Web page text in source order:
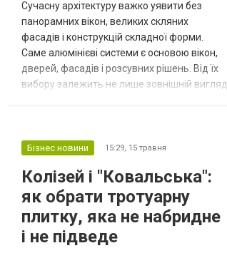
Сучасну архітектуру важко уявити без
панорамних вікон, великих скляних
фасадів і конструкцій складної форми.
Саме алюмінієві системи є основою вікон,
дверей, фасадів і розсувних рішень. Від їх
вибору залежить не лише зовнішній вигляд
конкретного об’єкта. Що таке алюмінієва
система - це лише проф...
Бізнес новини 15:29, 15 травня
Колізей і "Ковальська":
як обрати тротуарну
плитку, яка не набридне
і не підведе